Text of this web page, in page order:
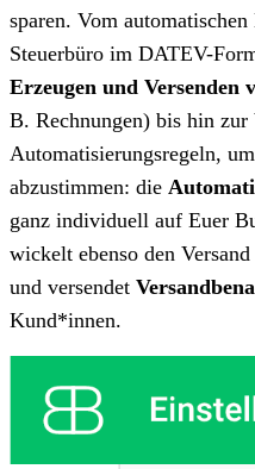
sparen. Vom
Steuerbüro im DATEV-
Erzeugen und Versenden
B. Rechnungen) bis hin zur
Automatisierungsregeln,
abzustimmen: die
ganz individuell auf Euer
wickelt ebenso den
und versendet
Kund*innen.